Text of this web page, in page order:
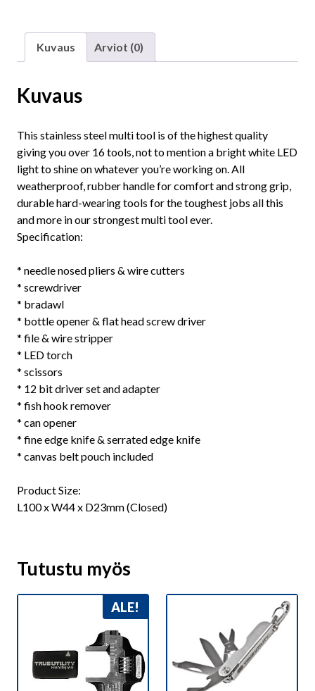
Kuvaus Arviot (0)
Kuvaus
This stainless steel multi tool is of the highest quality
giving you over 16 tools, not to mention a bright white LED
light to shine on whatever you’re working on. All
weatherproof, rubber handle for comfort and strong grip,
durable hard-wearing tools for the toughest jobs all this
and more in our strongest multi tool ever.
Specification:
* needle nosed pliers & wire cutters
* screwdriver
* bradawl
* bottle opener & flat head screw driver
* file & wire stripper
* LED torch
* scissors
* 12 bit driver set and adapter
* fish hook remover
* can opener
* fine edge knife & serrated edge knife
* canvas belt pouch included
Product Size:
L100 x W44 x D23mm (Closed)
Tutustu myös
ALE!